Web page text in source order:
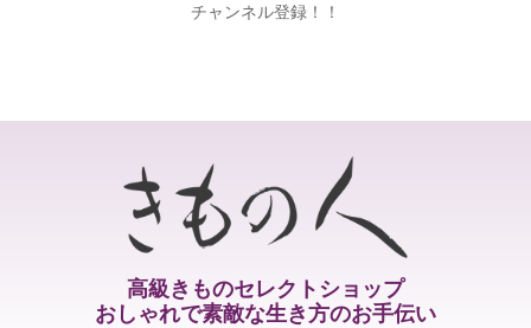
チャンネル登録！！
高級きものセレクトショップ
おしゃれで素敵な生き方のお手伝い